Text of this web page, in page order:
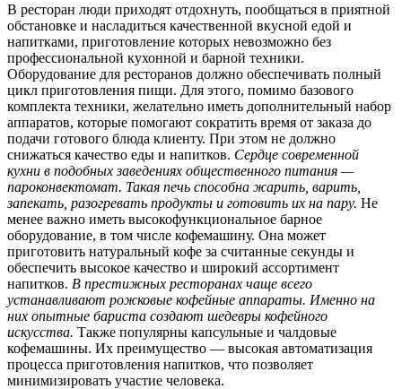
В ресторан люди приходят отдохнуть, пообщаться в приятной
обстановке и насладиться качественной вкусной едой и
напитками, приготовление которых невозможно без
профессиональной кухонной и барной техники.
Оборудование для ресторанов должно обеспечивать полный
цикл приготовления пищи. Для этого, помимо базового
комплекта техники, желательно иметь дополнительный набор
аппаратов, которые помогают сократить время от заказа до
подачи готового блюда клиенту. При этом не должно
снижаться качество еды и напитков. Сердце современной
кухни в подобных заведениях общественного питания —
пароконвектомат. Такая печь способна жарить, варить,
запекать, разогревать продукты и готовить их на пару. Не
менее важно иметь высокофункциональное барное
оборудование, в том числе кофемашину. Она может
приготовить натуральный кофе за считанные секунды и
обеспечить высокое качество и широкий ассортимент
напитков. В престижных ресторанах чаще всего
устанавливают рожковые кофейные аппараты. Именно на
них опытные бариста создают шедевры кофейного
искусства. Также популярны капсульные и чалдовые
кофемашины. Их преимущество — высокая автоматизация
процесса приготовления напитков, что позволяет
минимизировать участие человека.